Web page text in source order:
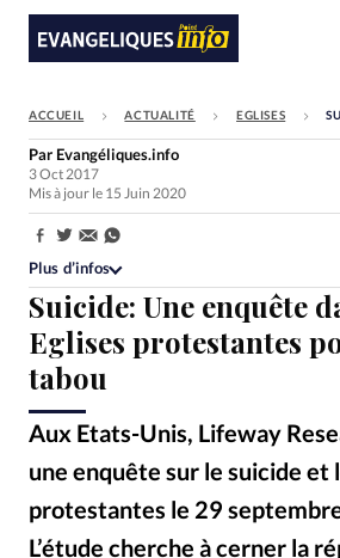
FAIRE UN DON
Faire un don
Société
Monde
Bible
Toute l'actualité
Devise:
CHF
RUBRIQUES
ACCUEIL ACTUALITÉ EGLISES
Suicide: Une enquête
Eglises protestantes
tabou
Aux Etats-Unis, Lifeway
une enquête sur le suicide et
protestantes le 29
L’étude cherche à cerner la
Par Evangéliques.info
3 Oct 2017
Mis à jour le 15 Juin 2020
Partager:
Plus d’infos